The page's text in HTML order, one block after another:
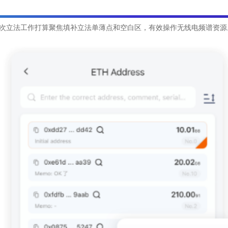
立法工作打算聚焦填补立法单薄点和空白区，有效操作无线电频谱资